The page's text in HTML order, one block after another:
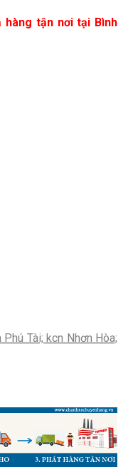
hàng tận nơi tại Bình
Tài; kcn Nhơn Hòa;